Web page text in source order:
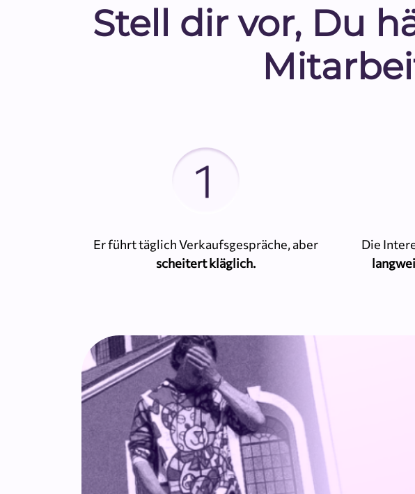
Stell dir vor, Du
Er führt täglich Verkaufsgespräche, aber
scheitert kläglich.
Die